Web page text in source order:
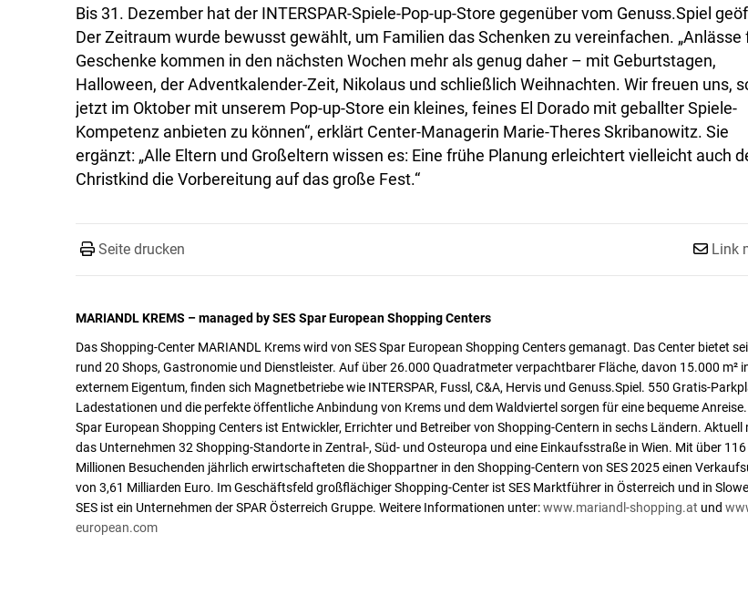
Bis 31. Dezember hat der INTERSPAR-Spiele-Pop-up-Store gegenüber vom Genuss.Spiel
Der Zeitraum wurde bewusst gewählt, um Familien das Schenken zu vereinfachen. „Anlässe
Geschenke kommen in den nächsten Wochen mehr als genug daher – mit Geburtstagen,
Halloween, der Adventkalender-Zeit, Nikolaus und schließlich Weihnachten. Wir freuen uns,
jetzt im Oktober mit unserem Pop-up-Store ein kleines, feines El Dorado mit geballter Spiele-
Kompetenz anbieten zu können“, erklärt Center-Managerin Marie-Theres Skribanowitz. Sie
ergänzt: „Alle Eltern und Großeltern wissen es: Eine frühe Planung erleichtert vielleicht auch
Christkind die Vorbereitung auf das große Fest.“
Seite drucken Link
MARIANDL KREMS – managed by SES Spar European Shopping Centers
Das Shopping-Center MARIANDL Krems wird von SES Spar European Shopping Centers gemanagt. Das Center bietet
rund 20 Shops, Gastronomie und Dienstleister. Auf über 26.000 Quadratmeter verpachtbarer Fläche, davon 15.000 m²
externem Eigentum, finden sich Magnetbetriebe wie INTERSPAR, Fussl, C&A, Hervis und Genuss.Spiel. 550 Gratis-
Ladestationen und die perfekte öffentliche Anbindung von Krems und dem Waldviertel sorgen für eine bequeme Anreise.
Spar European Shopping Centers ist Entwickler, Errichter und Betreiber von Shopping-Centern in sechs Ländern. Aktuell
das Unternehmen 32 Shopping-Standorte in Zentral-, Süd- und Osteuropa und eine Einkaufsstraße in Wien. Mit über 116
Millionen Besuchenden jährlich erwirtschafteten die Shoppartner in den Shopping-Centern von SES 2025 einen
von 3,61 Milliarden Euro. Im Geschäftsfeld großflächiger Shopping-Center ist SES Marktführer in Österreich und in
SES ist ein Unternehmen der SPAR Österreich Gruppe. Weitere Informationen unter:www.mariandl-shopping.at und
european.com